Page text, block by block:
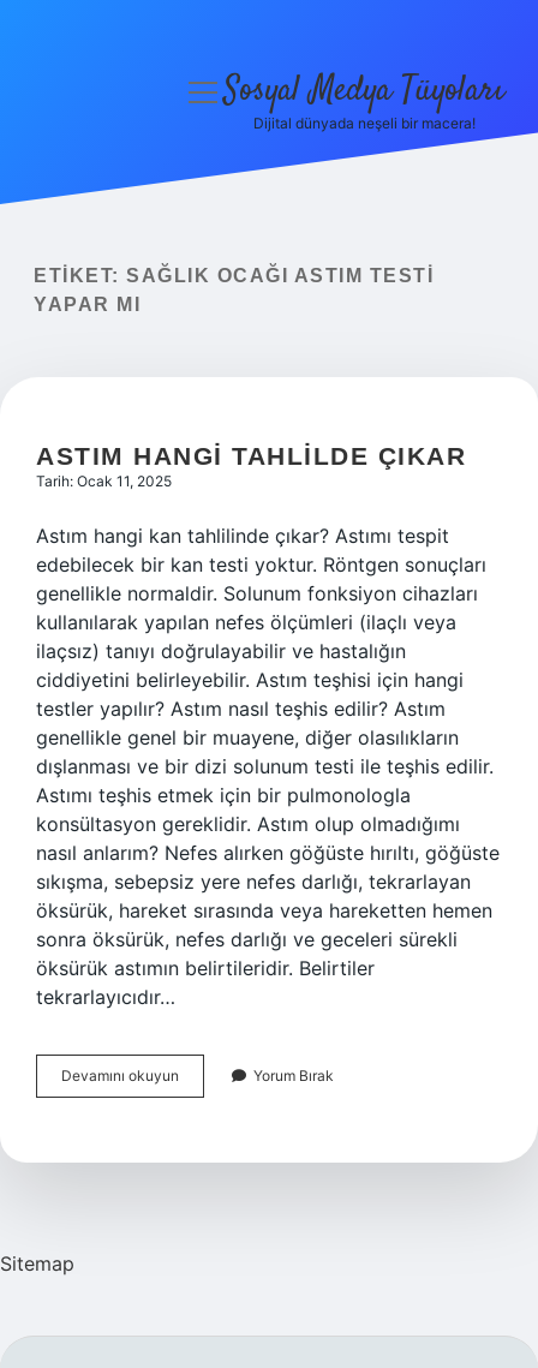
Yasal Uyarı
menüyüSosyal Medya Tüyoları
Dijital dünyada neşeli bir macera!
ETIKET: SAĞLIK OCAĞI ASTIM TESTI
YAPAR MI
ASTIM HANGI TAHLILDE ÇIKAR
Tarih: Ocak 11, 2025
Astım hangi kan tahlilinde çıkar? Astımı tespit
edebilecek bir kan testi yoktur. Röntgen sonuçları
genellikle normaldir. Solunum fonksiyon cihazları
kullanılarak yapılan nefes ölçümleri (ilaçlı veya
ilaçsız) tanıyı doğrulayabilir ve hastalığın
ciddiyetini belirleyebilir. Astım teşhisi için hangi
testler yapılır? Astım nasıl teşhis edilir? Astım
genellikle genel bir muayene, diğer olasılıkların
dışlanması ve bir dizi solunum testi ile teşhis edilir.
Astımı teşhis etmek için bir pulmonologla
konsültasyon gereklidir. Astım olup olmadığımı
nasıl anlarım? Nefes alırken göğüste hırıltı, göğüste
sıkışma, sebepsiz yere nefes darlığı, tekrarlayan
öksürük, hareket sırasında veya hareketten hemen
sonra öksürük, nefes darlığı ve geceleri sürekli
öksürük astımın belirtileridir. Belirtiler
tekrarlayıcıdır…
Devamını okuyun
Hangi
Yorum Bırak
Sitemap